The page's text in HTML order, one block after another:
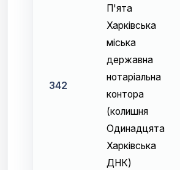
342
П'ята
Харківська
міська
державна
нотаріальна
контора
(колишня
Одинадцята
Харківська
ДНК)